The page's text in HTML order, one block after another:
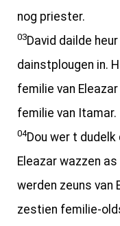
nog priester.
03David dailde
dainstplougen in.
femilie van
femilie van Itamar.
04Dou wer t
Eleazar wazzen
werden zeuns van
zestien femilie-